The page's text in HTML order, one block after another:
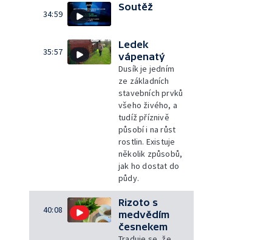
34:59
Soutěž
35:57
Ledek
vápenatý
Dusík je jedním
ze základních
stavebních prvků
všeho živého, a
tudíž příznivě
působí i na růst
rostlin. Existuje
několik způsobů,
jak ho dostat do
půdy.
40:08
Rizoto s
medvědím
česnekem